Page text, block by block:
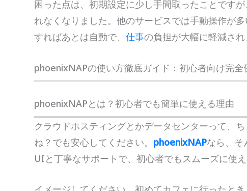
困った点は、初期設定に少し手間取ったことです
れなくなりました。他のサービスでは手動操作が
すればあとは自動で、仕事の負担が大幅に軽減され
phoenixNAPの使い方徹底ガイド：初心者向け完全
phoenixNAPとは？初心者でも簡単に使える理由
ク ラウドホスティングとかデータセンターって、
ね？でも安心してください。 phoenixNAPなら、そ
UIと丁寧なサポートで、初心者でもスムーズに使